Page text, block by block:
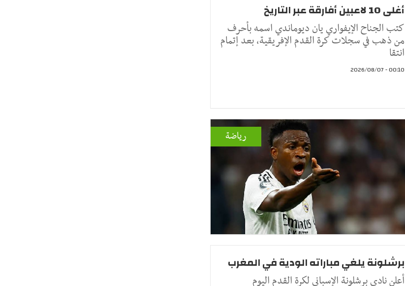
أغلى 10 لاعبين أفارقة عبر التاريخ
كتب الجناح الإيفواري يان ديوماندي اسمه بأحرف
من ذهب في سجلات كرة القدم الإفريقية، بعد إتمام
انتقا
00:10 - 2026/08/07
رياضة
برشلونة يلغي مباراته الودية في المغرب
أعلن نادي برشلونة الإسباني لكرة القدم اليوم